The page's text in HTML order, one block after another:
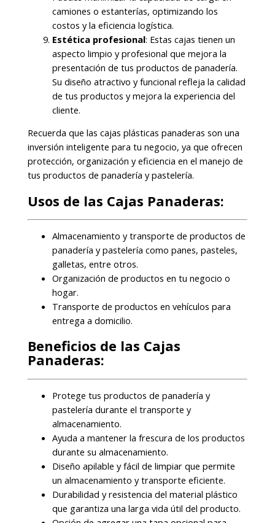
camiones o estanterías, optimizando los
costos y la eficiencia logística.
Estética profesional: Estas cajas tienen un
aspecto limpio y profesional que mejora la
presentación de tus productos de panadería.
Su diseño atractivo y funcional refleja la calidad
de tus productos y mejora la experiencia del
cliente.
Recuerda que las cajas plásticas panaderas son una
inversión inteligente para tu negocio, ya que ofrecen
protección, organización y eficiencia en el manejo de
tus productos de panadería y pastelería.
Usos de las Cajas Panaderas:
Almacenamiento y transporte de productos de
panadería y pastelería como panes, pasteles,
galletas, entre otros.
Organización de productos en tu negocio o
hogar.
Transporte de productos en vehículos para
entrega a domicilio.
Beneficios de las Cajas
Panaderas:
Protege tus productos de panadería y
pastelería durante el transporte y
almacenamiento.
Ayuda a mantener la frescura de los productos
durante su almacenamiento.
Diseño apilable y fácil de limpiar que permite
un almacenamiento y transporte eficiente.
Durabilidad y resistencia del material plástico
que garantiza una larga vida útil del producto.